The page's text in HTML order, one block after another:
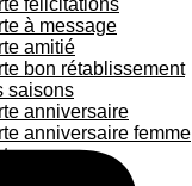
félicitations
à message
amitié
bon rétablissement
saisons
anniversaire
anniversaire femme
amour